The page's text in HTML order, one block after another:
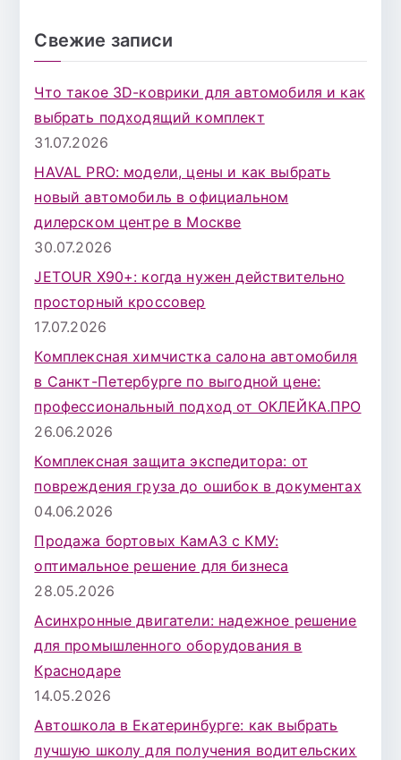
Свежие записи
Что такое 3D-коврики для автомобиля и как
выбрать подходящий комплект
31.07.2026
HAVAL PRO: модели, цены и как выбрать
новый автомобиль в официальном
дилерском центре в Москве
30.07.2026
JETOUR X90+: когда нужен действительно
просторный кроссовер
17.07.2026
Комплексная химчистка салона автомобиля
в Санкт-Петербурге по выгодной цене:
профессиональный подход от ОКЛЕЙКА.ПРО
26.06.2026
Комплексная защита экспедитора: от
повреждения груза до ошибок в документах
04.06.2026
Продажа бортовых КамАЗ с КМУ:
оптимальное решение для бизнеса
28.05.2026
Асинхронные двигатели: надежное решение
для промышленного оборудования в
Краснодаре
14.05.2026
Автошкола в Екатеринбурге: как выбрать
лучшую школу для получения водительских